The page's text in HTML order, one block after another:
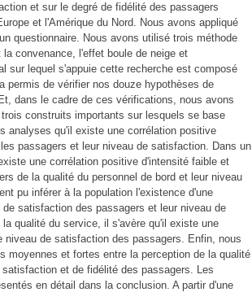
et sur le degré de fidélité des passagers
et l'Amérique du Nord. Nous avons appliqué
questionnaire. Nous avons utilisé trois méthode
convenance, l'effet boule de neige et
sur lequel s'appuie cette recherche est composé
permis de vérifier nos douze hypothèses de
dans le cadre de ces vérifications, nous avons
construits importants sur lesquels se base
analyses qu'il existe une corrélation positive
passagers et leur niveau de satisfaction. Dans un
une corrélation positive d'intensité faible et
de la qualité du personnel de bord et leur niveau
pu inférer à la population l'existence d'une
satisfaction des passagers et leur niveau de
qualité du service, il s'avère qu'il existe une
de satisfaction des passagers. Enfin, nous
moyennes et fortes entre la perception de la qualité
et de fidélité des passagers. Les
en détail dans la conclusion. A partir d'une